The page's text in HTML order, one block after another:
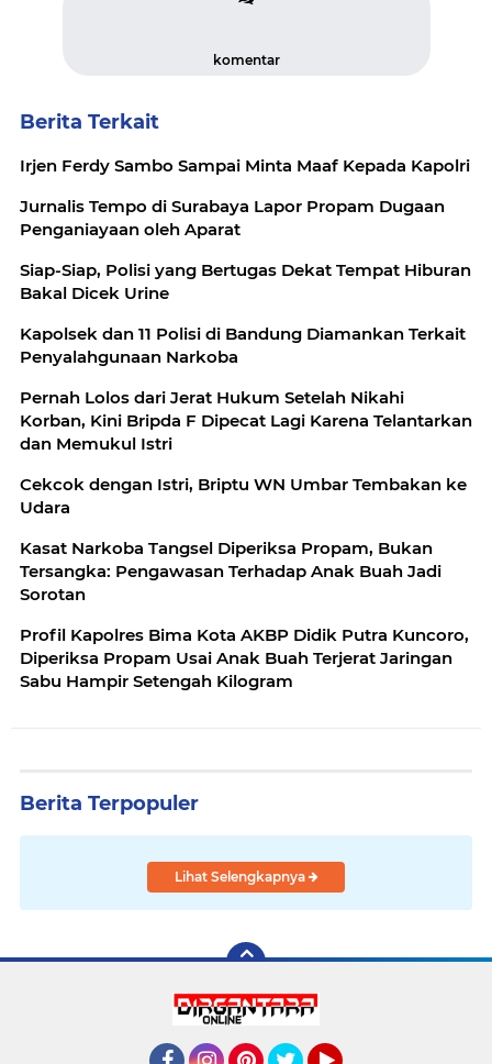
komentar
Berita Terkait
Irjen Ferdy Sambo Sampai Minta Maaf Kepada Kapolri
Jurnalis Tempo di Surabaya Lapor Propam Dugaan
Penganiayaan oleh Aparat
Siap-Siap, Polisi yang Bertugas Dekat Tempat Hiburan
Bakal Dicek Urine
Kapolsek dan 11 Polisi di Bandung Diamankan Terkait
Penyalahgunaan Narkoba
Pernah Lolos dari Jerat Hukum Setelah Nikahi
Korban, Kini Bripda F Dipecat Lagi Karena Telantarkan
dan Memukul Istri
Cekcok dengan Istri, Briptu WN Umbar Tembakan ke
Udara
Kasat Narkoba Tangsel Diperiksa Propam, Bukan
Tersangka: Pengawasan Terhadap Anak Buah Jadi
Sorotan
Profil Kapolres Bima Kota AKBP Didik Putra Kuncoro,
Diperiksa Propam Usai Anak Buah Terjerat Jaringan
Sabu Hampir Setengah Kilogram
Berita Terpopuler
Lihat Selengkapnya